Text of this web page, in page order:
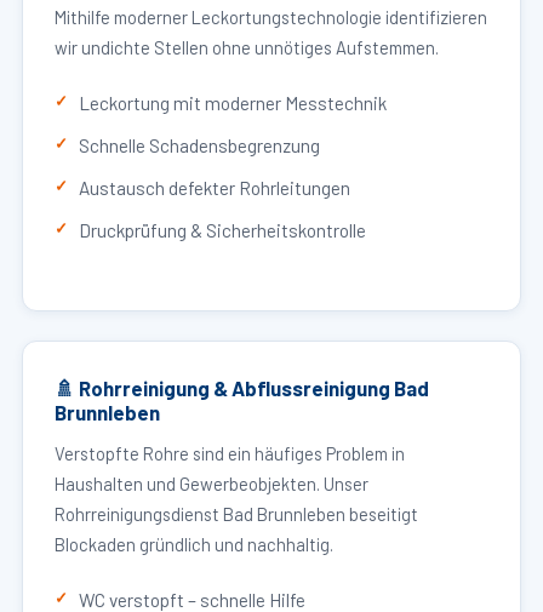
Mithilfe moderner Leckortungstechnologie identifizieren
wir undichte Stellen ohne unnötiges Aufstemmen.
Leckortung mit moderner Messtechnik
Schnelle Schadensbegrenzung
Austausch defekter Rohrleitungen
Druckprüfung & Sicherheitskontrolle
🚿 Rohrreinigung & Abflussreinigung Bad
Brunnleben
Verstopfte Rohre sind ein häufiges Problem in
Haushalten und Gewerbeobjekten. Unser
Rohrreinigungsdienst Bad Brunnleben beseitigt
Blockaden gründlich und nachhaltig.
WC verstopft – schnelle Hilfe